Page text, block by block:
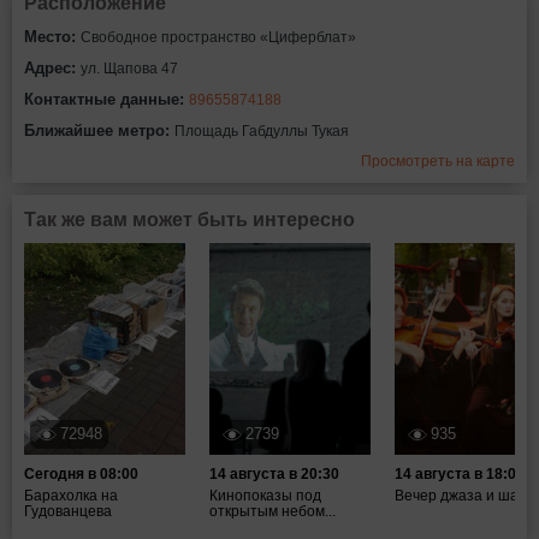
Место: Свободное пространство «Циферблат»
Адрес: ул. Щапова 47
Контактные данные: 89655874188
Ближайшее метро: Площадь Габдуллы Тукая
Просмотреть на карте
Так же вам может быть интересно
72948
Сегодня в 08:00
Барахолка на
Гудованцева
2739
14 августа в 20:30
Кинопоказы под
открытым небом...
935
14 августа в 18:00
Вечер джаза и